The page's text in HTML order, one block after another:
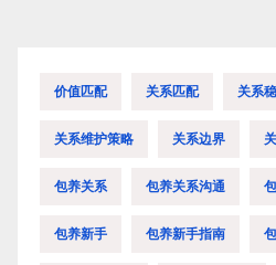
价值匹配 关系匹配 关系
关系维护策略 关系边界
包养关系 包养关系沟通
包养新手 包养新手指南